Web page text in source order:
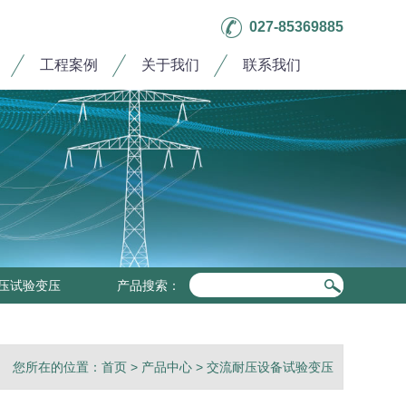
027-85369885
工程案例 关于我们 联系我们
试验变压 产品搜索：
您所在的位置： 首页 > 产品中心 > 交流耐压设备试验变压